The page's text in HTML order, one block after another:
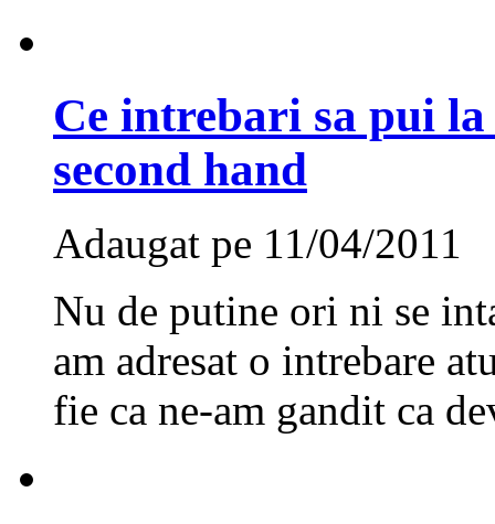
Ce intrebari sa pui
second hand
Adaugat pe 11/04/2011
Nu de putine ori ni se
am adresat o intrebare
fie ca ne-am gandit ca